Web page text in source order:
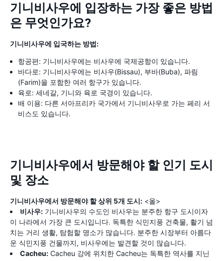
기니비사우에 입장하는 가장 좋은 방법
은 무엇인가요?
기니비사우에 입국하는 방법:
항공편: 기니비사우에는 비사우에 국제공항이 있습니다.
바다로: 기니비사우에는 비사우(Bissau), 부바(Buba), 파림
(Farim)을 포함한 여러 항구가 있습니다.
육로: 세네갈, 기니와 육로 국경이 있습니다.
배 이용: 다른 서아프리카 국가에서 기니비사우로 가는 페리 서
비스도 있습니다.
기니비사우에서 방문해야 할 인기 도시
및 장소
기니비사우에서 방문해야 할 상위 5개 도시: <올>
비사우: 기니비사우의 수도인 비사우는 분주한 항구 도시이자
이 나라에서 가장 큰 도시입니다. 독특한 식민지풍 건축물, 활기 넘
치는 거리 생활, 탐험할 명소가 많습니다. 분주한 시장부터 아름다
운 식민지풍 건물까지, 비사우에는 발견할 것이 많습니다.
Cacheu: Cacheu 강에 위치한 Cacheu는 독특한 역사를 지닌